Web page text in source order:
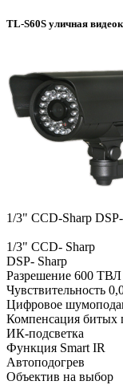
TL-S60S уличная
1/3" CCD-Sharp
1/3" CCD- Sharp
DSP- Sharp
Разрешение 600 ТВЛ
Чувствительность
Цифровое
Компенсация битых
ИК-подсветка
Функция Smart IR
Автоподогрев
Объектив на выбор